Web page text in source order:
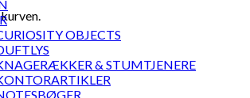
OBJECTS
& STUMTJENERE